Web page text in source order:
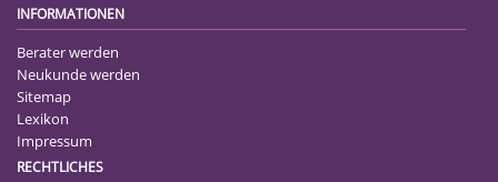
INFORMATIONEN
Berater werden
Neukunde werden
Sitemap
Lexikon
Impressum
RECHTLICHES